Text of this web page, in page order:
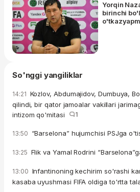
Yorqin
birinchi
So'nggi yangiliklar
14:21 Kozlov, Abdumajidov, Dumbuya,
qilindi, bir qator jamoalar vakillari
intizom qo'mitasi
1
13:50 “Barselona” hujumchisi PSJga
13:25 Flik va Yamal Rodrini
13:00 Infantinoning kechirim so'rashi
kasaba uyushmasi FIFA oldiga to'rtta